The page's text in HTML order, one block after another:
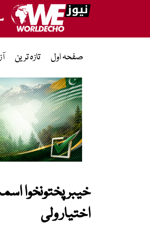
صفحہ اول تازہ ترین
خیبرپختونخوا
اختیار ولی